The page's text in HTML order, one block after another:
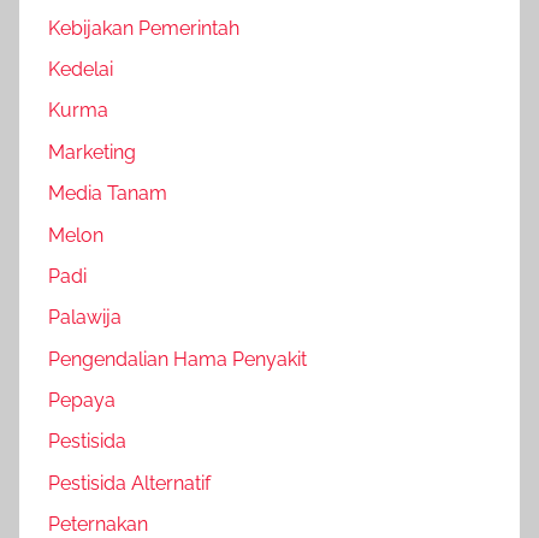
Kebijakan Pemerintah
Kedelai
Kurma
Marketing
Media Tanam
Melon
Padi
Palawija
Pengendalian Hama Penyakit
Pepaya
Pestisida
Pestisida Alternatif
Peternakan